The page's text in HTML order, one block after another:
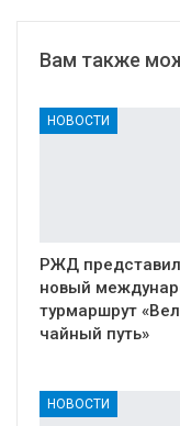
Вам также
НОВОСТИ
РЖД
новый
турмаршрут
чайный путь»
НОВОСТИ